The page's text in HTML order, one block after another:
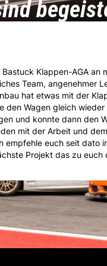
die Immatrikulation
Abholung über die
im Bereich Tuning,
super Kommunikation.
Kann mich nur